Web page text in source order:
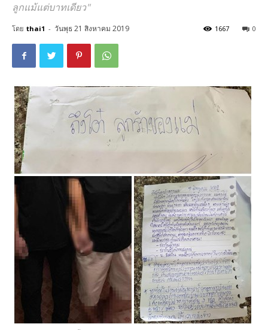
ลูกแม้แต่บาทเดียว"
โดย thai1 - วันพุธ 21 สิงหาคม 2019 0
1667